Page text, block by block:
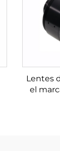
Lentes
el